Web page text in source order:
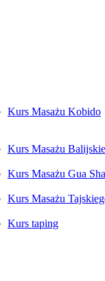
Kurs Masażu Kobido
Kurs Masażu
Kurs Masażu Gua Sha
Kurs Masażu
Kurs taping